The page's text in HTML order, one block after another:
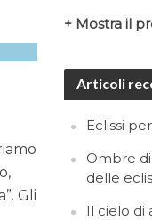
Gli
+ Mostra il
Articoli
Eclissi
Ombre
delle
Il cielo di